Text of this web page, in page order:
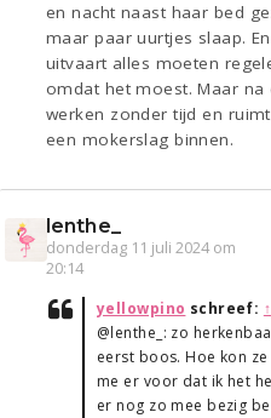
en nacht naast haar bed
maar paar uurtjes slaap.
uitvaart alles moeten
omdat het moest. Maar
werken zonder tijd en
een mokerslag binnen.
lenthe_
donderdag 11 juli 2024 om
20:14
yellowpino schreef: ↑
@lenthe_: zo
eerst boos. Hoe kon ze
me er voor dat ik het
er nog zo mee bezig